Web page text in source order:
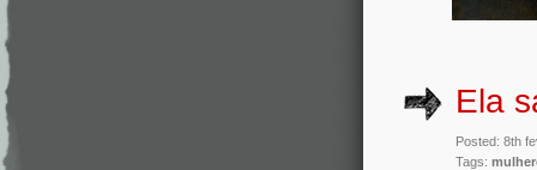
Ela
Posted: 8th
Tags: